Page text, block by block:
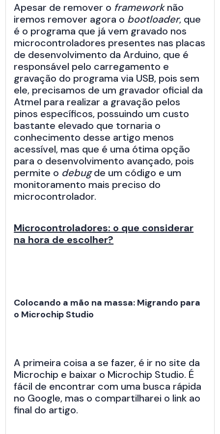
Apesar de remover o frameworknão
iremos remover agora o bootloader, que
é o programa que já vem gravado nos
microcontroladores presentes nas placas
de desenvolvimento da Arduino, que é
responsável pelo carregamento e
gravação do programa via USB, pois sem
ele, precisamos de um gravador oficial da
Atmel para realizar a gravação pelos
pinos específicos, possuindo um custo
bastante elevado que tornaria o
conhecimento desse artigo menos
acessível, mas que é uma ótima opção
para o desenvolvimento avançado, pois
permite o debugde um código e um
monitoramento mais preciso do
microcontrolador.
Microcontroladores: o que considerar
na hora de escolher?
Colocando a mão na massa: Migrando para
o Microchip Studio
A primeira coisa a se fazer, é ir no site da
Microchip e baixar o Microchip Studio. É
fácil de encontrar com uma busca rápida
no Google, mas o compartilharei o link ao
final do artigo.